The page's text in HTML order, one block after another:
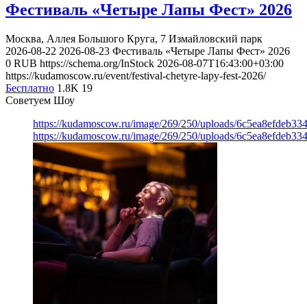
Фестиваль «Четыре Лапы Фест» 2026
Москва, Аллея Большого Круга, 7 Измайловский парк
2026-08-22 2026-08-23 Фестиваль «Четыре Лапы Фест» 2026
0 RUB https://schema.org/InStock 2026-08-07T16:43:00+03:00
https://kudamoscow.ru/event/festival-chetyre-lapy-fest-2026/
Бесплатно 1.8K 19
Советуем Шоу
https://kudamoscow.ru/image/269/250/uploads/
https://kudamoscow.ru/image/269/250/uploads/